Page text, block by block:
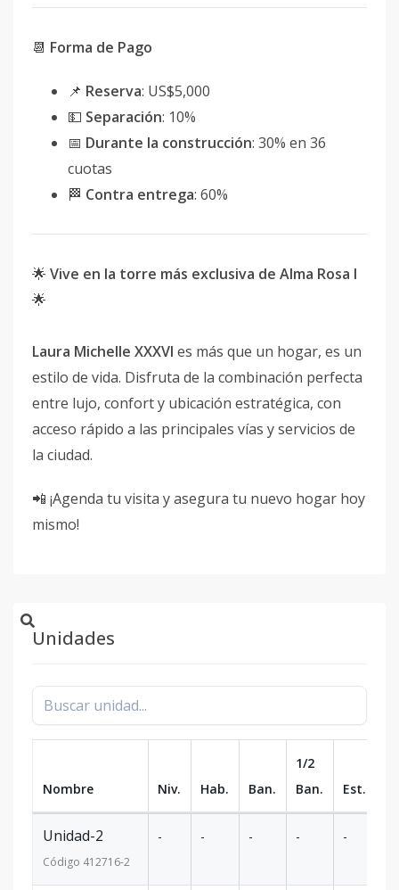
📆 Forma de Pago
📌 Reserva: US$5,000
💵 Separación: 10%
📅 Durante la construcción: 30% en 36
cuotas
🏁 Contra entrega: 60%
🌟 Vive en la torre más exclusiva de Alma Rosa I
🌟
Laura Michelle XXXVI es más que un hogar, es un
estilo de vida. Disfruta de la combinación perfecta
entre lujo, confort y ubicación estratégica, con
acceso rápido a las principales vías y servicios de
la ciudad.
📲 ¡Agenda tu visita y asegura tu nuevo hogar hoy
mismo!
Unidades
Nombre Niv. Hab. Ban.
1/2
Ban.
Est.
Unidad-2
Código 412716-2
- - - - -